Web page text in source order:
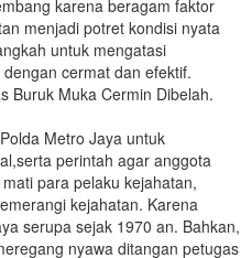
karena beragam faktor
menjadi potret kondisi nyata
untuk mengatasi
cermat dan efektif.
Buruk Muka Cermin Dibelah.
Metro Jaya untuk
perintah agar anggota
para pelaku kejahatan,
kejahatan. Karena
serupa sejak 1970 an. Bahkan,
nyawa ditangan petugas